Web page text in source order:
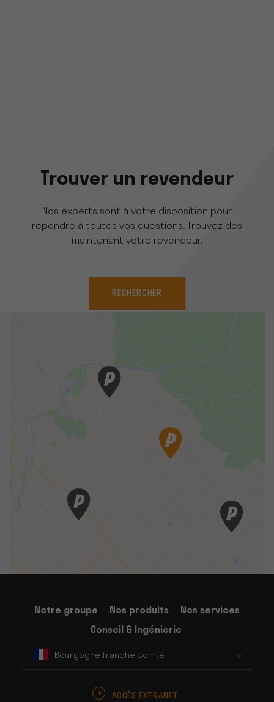
Trouver un revendeur
Nos experts sont à votre disposition pour
répondre à toutes vos questions. Trouvez dès
maintenant votre revendeur.
RECHERCHER
Notre groupe Nos produits
Nos services
Conseil & Ingénierie
Bourgogne franche comté
ACCÈS EXTRANET